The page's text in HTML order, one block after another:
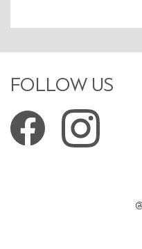
FOLLOW US